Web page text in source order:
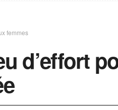
femmes
d’effort